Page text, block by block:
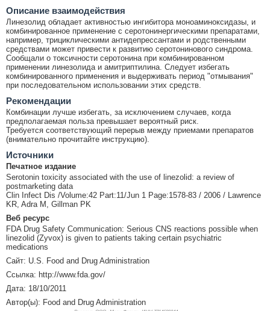
Описание взаимодействия
Линезолид обладает активностью ингибитора моноаминоксидазы, и
комбинированное применение с серотонинергическими препаратами,
например, трициклическими антидепрессантами и родственными
средствами может привести к развитию серотонинового синдрома.
Сообщали о токсичности серотонина при комбинированном
применении линезолида и амитриптилина. Следует избегать
комбинированного применения и выдерживать период "отмывания"
при последовательном использовании этих средств.
Рекомендации
Комбинации лучше избегать, за исключением случаев, когда
предполагаемая польза превышает вероятный риск.
Требуется соответствующий перерыв между приемами препаратов
(внимательно прочитайте инструкцию).
Источники
Печатное издание
Serotonin toxicity associated with the use of linezolid: a review of
postmarketing data
Clin Infect Dis /Volume:42 Part:11/Jun 1 Page:1578-83 / 2006 / Lawrence
KR, Adra M, Gillman PK
Веб ресурс
FDA Drug Safety Communication: Serious CNS reactions possible when
linezolid (Zyvox) is given to patients taking certain psychiatric
medications
Сайт: U.S. Food and Drug Administration
Ссылка: http://www.fda.gov/
Дата: 18/10/2011
Автор(ы): Food and Drug Administration